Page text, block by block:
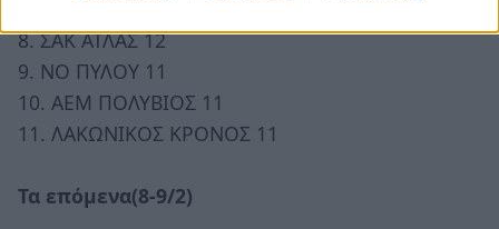
8. ΣΑΚ ΑΤΛΑΣ 12
9. ΝΟ ΠΥΛΟΥ 11
10. ΑΕΜ ΠΟΛΥΒΙΟΣ 11
11. ΛΑΚΩΝΙΚΟΣ ΚΡΟΝΟΣ 11
Τα επόμενα(8-9/2)